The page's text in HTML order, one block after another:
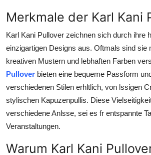
Merkmale der Karl Kani
Karl Kani Pullover zeichnen sich durch ihre
einzigartigen Designs aus. Oftmals sind sie
kreativen Mustern und lebhaften Farben
Pullover bieten eine bequeme Passform
verschiedenen Stilen erhltlich, von lssigen
stylischen Kapuzenpullis. Diese
verschiedene Anlsse, sei es fr entspannte
Veranstaltungen.
Warum Karl Kani